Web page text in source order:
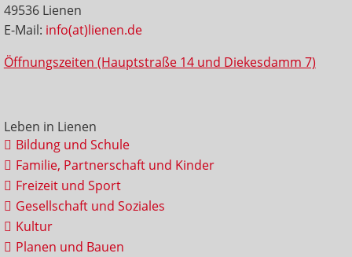
49536 Lienen
E-Mail: info(at)lienen.de
Öffnungszeiten (Hauptstraße 14 und Diekesdamm 7)
Leben in Lienen
Bildung und Schule
Familie, Partnerschaft und Kinder
Freizeit und Sport
Gesellschaft und Soziales
Kultur
Planen und Bauen